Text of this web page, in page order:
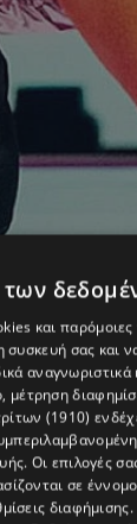
και
σας και
αναγνωριστικά
μέτρηση
(1910)
Οι επιλογές
σε
διαφήμισης